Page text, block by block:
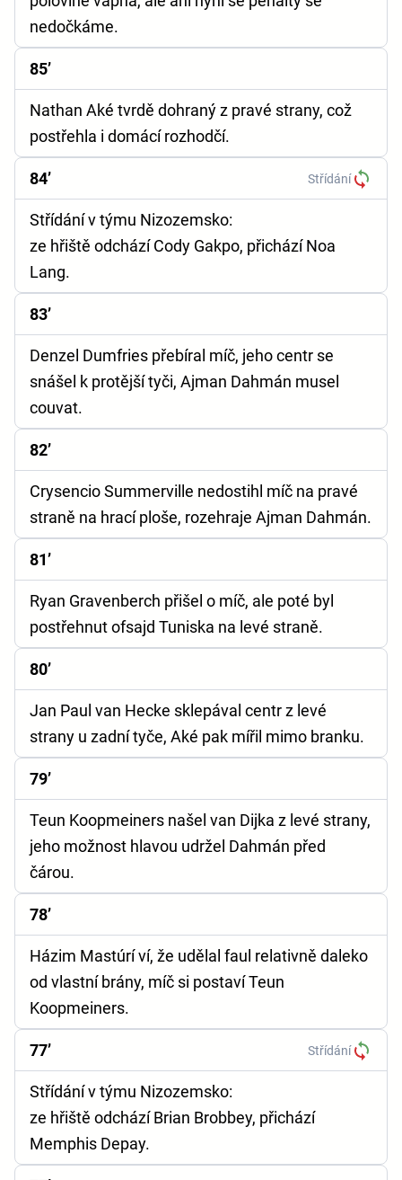
nedočkáme.
85’
Nathan Aké tvrdě dohraný z pravé strany, což
postřehla i domácí rozhodčí.
84’ Střídání
Střídání v týmu Nizozemsko:
ze hřiště odchází Cody Gakpo, přichází Noa
Lang.
83’
Denzel Dumfries přebíral míč, jeho centr se
snášel k protější tyči, Ajman Dahmán musel
couvat.
82’
Crysencio Summerville nedostihl míč na pravé
straně na hrací ploše, rozehraje Ajman Dahmán.
81’
Ryan Gravenberch přišel o míč, ale poté byl
postřehnut ofsajd Tuniska na levé straně.
80’
Jan Paul van Hecke sklepával centr z levé
strany u zadní tyče, Aké pak mířil mimo branku.
79’
Teun Koopmeiners našel van Dijka z levé strany,
jeho možnost hlavou udržel Dahmán před
čárou.
78’
Házim Mastúrí ví, že udělal faul relativně daleko
od vlastní brány, míč si postaví Teun
Koopmeiners.
77’ Střídání
Střídání v týmu Nizozemsko:
ze hřiště odchází Brian Brobbey, přichází
Memphis Depay.